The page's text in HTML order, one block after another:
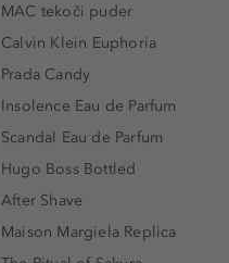
MAC tekoči puder
Calvin Klein Euphoria
Prada Candy
Insolence Eau de Parfum
Scandal Eau de Parfum
Hugo Boss Bottled
After Shave
Maison Margiela Replica